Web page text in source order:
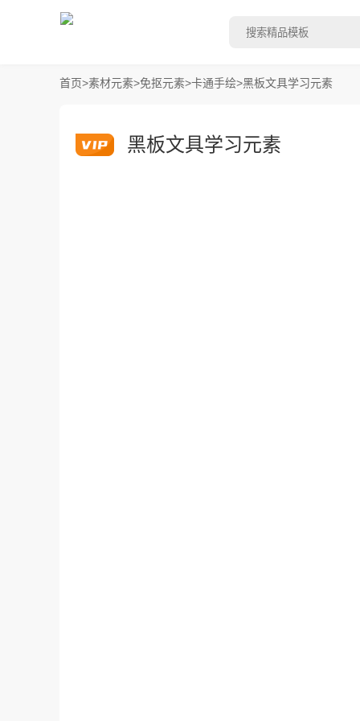
首页>素材元素>免抠元素>卡通手绘>黑板文具学习元素
黑板文具学习元素